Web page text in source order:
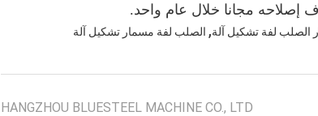
مجانا خلال عام واحد.
الصلب لفة تشكيل آلة, الصلب لفة مسمار تشكيل آلة
HANGZHOU BLUESTEEL MACHINE CO., LTD